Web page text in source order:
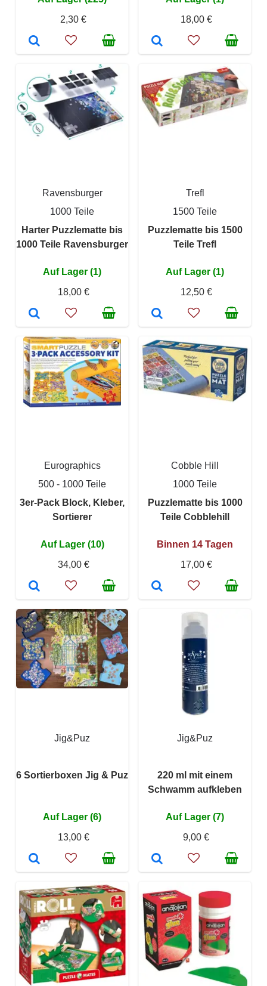
2,30 €
18,00 €
Ravensburger
1000 Teile
Harter Puzzlematte bis
1000 Teile Ravensburger
Auf Lager (1)
18,00 €
Trefl
1500 Teile
Puzzlematte bis 1500
Teile Trefl
Auf Lager (1)
12,50 €
Eurographics
500 - 1000 Teile
3er-Pack Block, Kleber,
Sortierer
Auf Lager (10)
34,00 €
Cobble Hill
1000 Teile
Puzzlematte bis 1000
Teile Cobblehill
Binnen 14 Tagen
17,00 €
Jig&Puz
6 Sortierboxen Jig & Puz
Auf Lager (6)
13,00 €
Jig&Puz
220 ml mit einem
Schwamm aufkleben
Auf Lager (7)
9,00 €